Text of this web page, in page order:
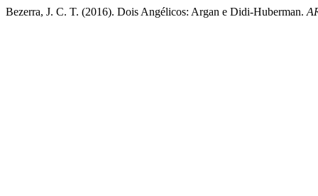
Bezerra, J. C. T. (2016). Dois Angélicos: Argan e Didi-Huberman.